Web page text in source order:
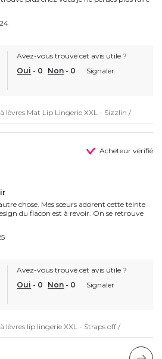
Avez-vous trouvé cet avis utile ?
Oui - 0 Non - 0 Signaler
lèvres Mat Lip Lingerie XXL - Sizzlin /
Acheteur vérifié
chose. Mes sœurs adorent cette teinte
du flacon est à revoir. On se retrouve
Avez-vous trouvé cet avis utile ?
Oui - 0 Non - 0 Signaler
lèvres lip lingerie XXL - Straps off /